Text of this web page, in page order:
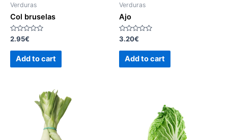
Verduras
Col bruselas
Rated
out
2.95€
Add to cart
Verduras
Ajo
Rated
out
3.20€
Add to cart